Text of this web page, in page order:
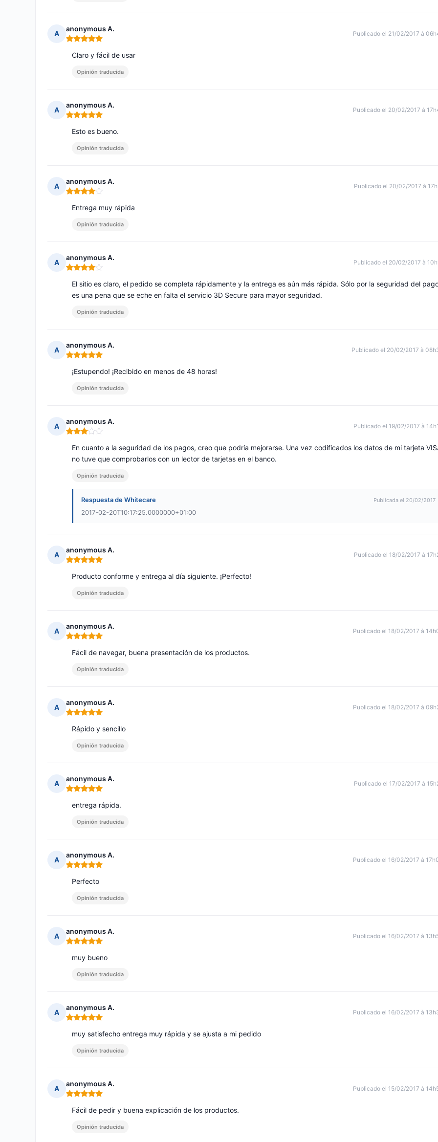
A
anonymous A.
Nota: 5 de 5
Publicado el 21/02/2017 à
Claro y fácil de usar
Opinión traducida
A
anonymous A.
Nota: 5 de 5
Publicado el 20/02/2017 à
Esto es bueno.
Opinión traducida
A
anonymous A.
Nota: 4 de 5
Publicado el 20/02/2017 à
Entrega muy rápida
Opinión traducida
A
anonymous A.
Nota: 4 de 5
Publicado el 20/02/2017 à
El sitio es claro, el pedido se completa rápidamente y la entrega es aún más rápida. Sólo por la seguridad del
es una pena que se eche en falta el servicio 3D Secure para mayor seguridad.
Opinión traducida
A
anonymous A.
Nota: 5 de 5
Publicado el 20/02/2017 à
¡Estupendo! ¡Recibido en menos de 48 horas!
Opinión traducida
A
anonymous A.
Nota: 3 de 5
Publicado el 19/02/2017 à
En cuanto a la seguridad de los pagos, creo que podría mejorarse. Una vez codificados los datos de mi tarjeta
no tuve que comprobarlos con un lector de tarjetas en el banco.
Opinión traducida
Respuesta de Whitecare Publicada el 20/02/2017
2017-02-20T10:17:25.0000000+01:00
A
anonymous A.
Nota: 5 de 5
Publicado el 18/02/2017 à
Producto conforme y entrega al día siguiente. ¡Perfecto!
Opinión traducida
A
anonymous A.
Nota: 5 de 5
Publicado el 18/02/2017 à
Fácil de navegar, buena presentación de los productos.
Opinión traducida
A
anonymous A.
Nota: 5 de 5
Publicado el 18/02/2017 à
Rápido y sencillo
Opinión traducida
A
anonymous A.
Nota: 5 de 5
Publicado el 17/02/2017 à
entrega rápida.
Opinión traducida
A
anonymous A.
Nota: 5 de 5
Publicado el 16/02/2017 à
Perfecto
Opinión traducida
A
anonymous A.
Nota: 5 de 5
Publicado el 16/02/2017 à
muy bueno
Opinión traducida
A
anonymous A.
Nota: 5 de 5
Publicado el 16/02/2017 à
muy satisfecho entrega muy rápida y se ajusta a mi pedido
Opinión traducida
A
anonymous A.
Nota: 5 de 5
Publicado el 15/02/2017 à
Fácil de pedir y buena explicación de los productos.
Opinión traducida